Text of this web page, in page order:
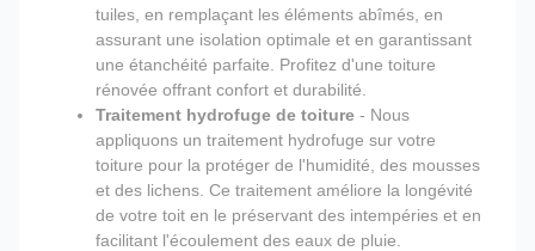
tuiles, en remplaçant les éléments abîmés, en
assurant une isolation optimale et en garantissant
une étanchéité parfaite. Profitez d'une toiture
rénovée offrant confort et durabilité.
Traitement hydrofuge de toiture - Nous
appliquons un traitement hydrofuge sur votre
toiture pour la protéger de l'humidité, des mousses
et des lichens. Ce traitement améliore la longévité
de votre toit en le préservant des intempéries et en
facilitant l'écoulement des eaux de pluie.